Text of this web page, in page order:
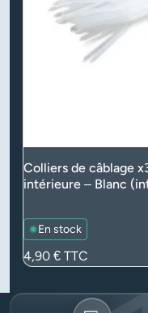
Colliers de câblage
intérieure – Blanc
En stock
Prix
4,90 € TTC